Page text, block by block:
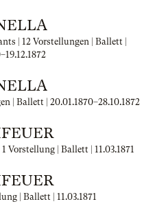
| 12 Vorstellungen | Ballett |
–19.12.1872
| Ballett | 20.01.1870–28.10.1872
Vorstellung | Ballett | 11.03.1871
| Ballett | 11.03.1871